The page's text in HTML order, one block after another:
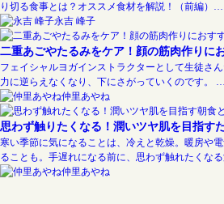
り切る食事とは？オススメ食材を解説！（前編）…
永吉 峰子
二重あごやたるみをケア！顔の筋肉作りに
フェイシャルヨガインストラクターとして生徒さ
力に逆らえなくなり、下にさがっていくのです。 …
仲里あやね
思わず触りたくなる！潤いツヤ肌を目指す
寒い季節に気になることは、冷えと乾燥。暖房や
ることも。手遅れになる前に、思わず触れたくな
仲里あやね